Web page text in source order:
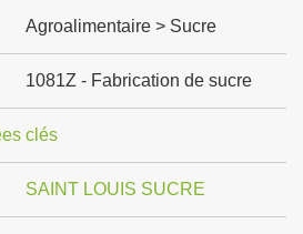
Agroalimentaire > Sucre
1081Z - Fabrication de sucre
clés
SAINT LOUIS SUCRE